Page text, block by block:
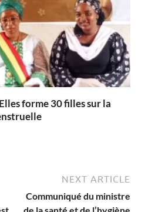
forme 30 filles sur la
NEXT ARTICLE
Communiqué du ministre